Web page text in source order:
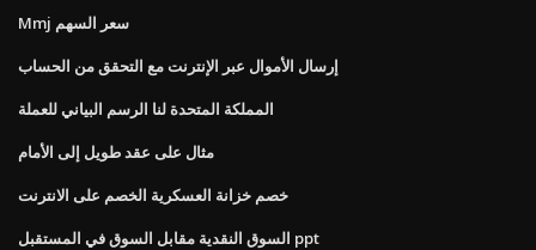
Mmj سعر السهم
إرسال الأموال عبر الإنترنت مع التحقق من الحساب
المملكة المتحدة لنا الرسم البياني للعملة
مثال على عقد طويل إلى الأمام
خصم خزانة العسكرية الخصم على الانترنت
السوق النقدية مقابل السوق في المستقبل ppt